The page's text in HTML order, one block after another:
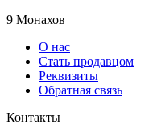
9 Монахов
О нас
Стать продавцом
Реквизиты
Обратная связь
Контакты